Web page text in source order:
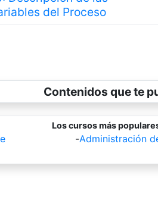
del ProcesoAnterior
Contenidos que te
Los cursos más
-Administración